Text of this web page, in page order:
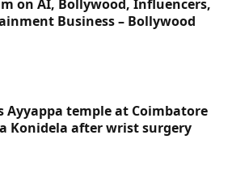
on AI, Bollywood, Influencers,
Business – Bollywood
Ayyappa temple at Coimbatore
Konidela after wrist surgery